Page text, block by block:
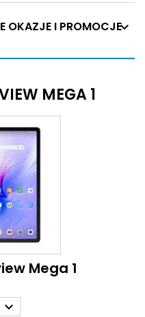
OKAZJE I PROMOCJE
MEGA 1
Mega 1
